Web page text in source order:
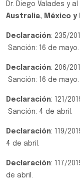
Dr. Diego Valades y
Australia, México y
Declaración: 235/
Sanción: 16 de mayo.
Declaración: 206/
Sanción: 16 de mayo.
Declaración: 121/
Sanción: 4 de abril.
Declaración: 119/
4 de abril.
Declaración: 117/
de abril.